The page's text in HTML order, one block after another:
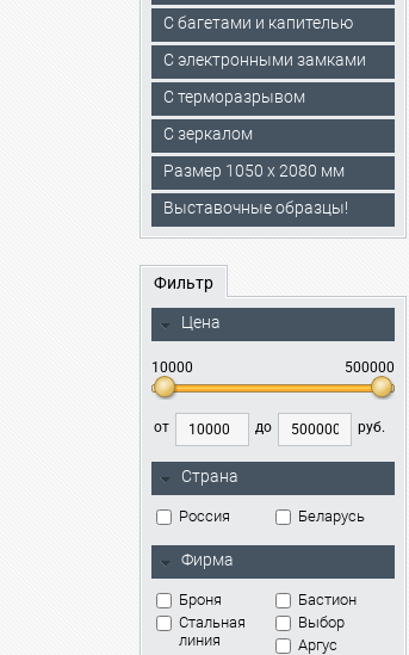
С багетами и капителью
C электронными замками
С терморазрывом
С зеркалом
Размер 1050 х 2080 мм
Выставочные образцы!
Фильтр
Цена
10000 500000
от до руб.
Страна
Россия Беларусь
Фирма
Броня
Бастион
Стальная
линия
Выбор
Аргус